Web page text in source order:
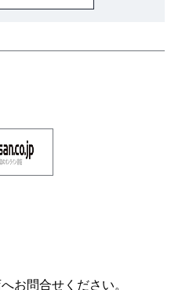
お問合せください。